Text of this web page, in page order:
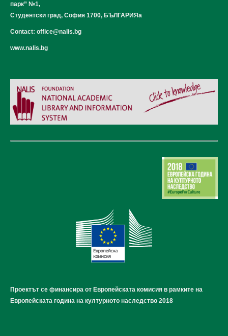
парк” №1,
Студентски град, София 1700, БЪЛГАРИЯa
Contact: office@nalis.bg
www.nalis.bg
Проектът се финансира от Европейската комисия в рамките на
Европейската година на културното наследство 2018